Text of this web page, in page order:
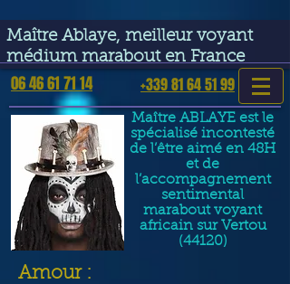
Maître Ablaye, meilleur voyant
médium marabout en France
06 46 61 71 14 +339 81 64 51 99
Maître ABLAYE est le
spécialisé incontesté
de l’être aimé en 48H
et de
l’accompagnement
sentimental
marabout voyant
africain sur Vertou
(44120)
​Amour :